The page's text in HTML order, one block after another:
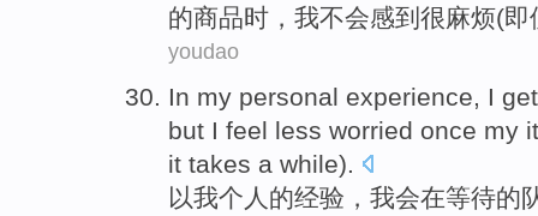
的商品时， 我不会感到很麻烦(即
youdao
In my personal experience, I
but I feel less worried once my
it takes a while).
以我个人 的经验 ， 我会在等待的